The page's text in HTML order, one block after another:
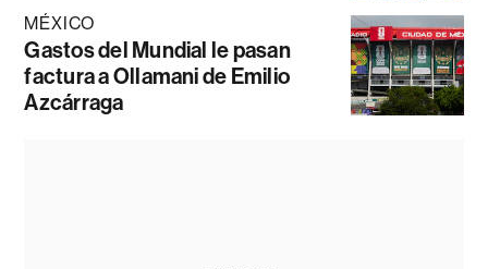
MÉXICO
Gastos del Mundial le pasan
factura a Ollamani de Emilio
Azcárraga